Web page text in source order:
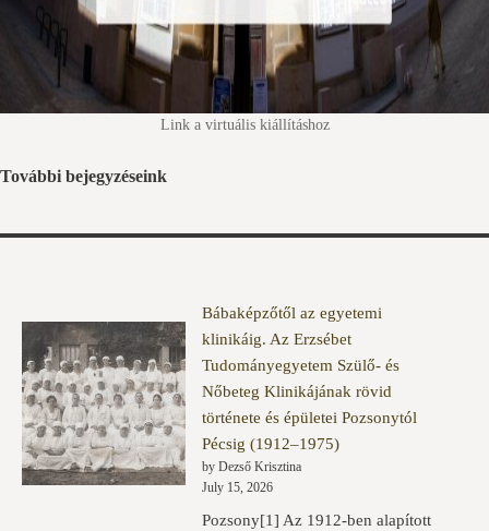
Link a virtuális kiállításhoz
További bejegyzéseink
Bábaképzőtől az egyetemi
klinikáig. Az Erzsébet
Tudományegyetem Szülő- és
Nőbeteg Klinikájának rövid
története és épületei Pozsonytól
Pécsig (1912–1975)
by Dezső Krisztina
July 15, 2026
Pozsony[1] Az 1912-ben alapított